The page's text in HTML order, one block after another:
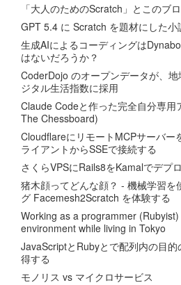
「大人のためのScratch」とこのブ
GPT 5.4 に Scratch を題材にした小
生成AIによるコーディングは
はないだろうか？
CoderDojo のオープンデータが、
ジタル生活指数に採用
Claude Codeと作った完全自分専
The Chessboard)
CloudflareにリモートMCPサーバー
ライアントからSSEで接続する
さくらVPSにRails8をKamalでデプ
猪木顔ってどんな顔？ - 機械学習を
グ Facemesh2Scratch を体験する
Working as a programmer
environment while living in Tokyo
JavaScriptとRubyとで配列内の目
得する
モノリス vs マイクロサービス